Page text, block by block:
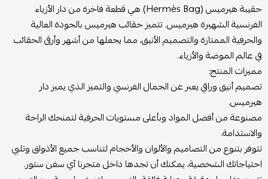
حقيبة هيرميس (Hermès Bag) هي قطعة فاخرة من دار الأزياء
الفرنسية الشهيرة هيرميس. تتميز حقائب هيرميس بالجودة العالية
والحرفية الممتازة والتصميم الأنيق، مما يجعلها من أشهر وأرقى الحقائب
في عالم الموضة والأزياء.
مميزات المنتج:
تصميم أنيق وراقي يعبر عن الجمال الفرنسي والتميز الذي يميز دار
هيرميس.
مصنوعة من أفضل المواد وبأعلى مستويات الحرفية لتمنحك الراحة
والاستدامة.
تتوفر بتنوع من التصاميم والألوان والأحجام لتناسب جميع الأذواق وتلبي
احتياجاتك الشخصية، يمكنك أن تجدها داخل متجرنا آي سفن ستور.